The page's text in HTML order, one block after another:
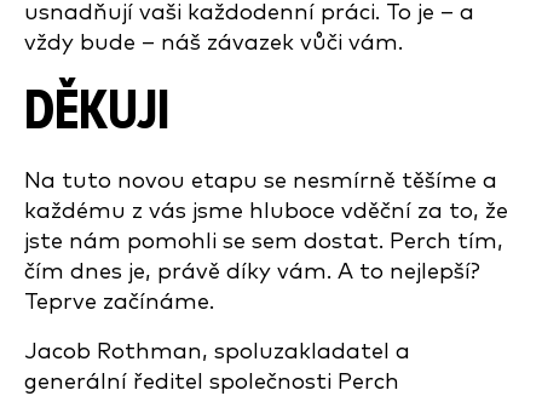
usnadňují vaši každodenní práci. To je – a
vždy bude – náš závazek vůči vám.
DĚKUJI
Na tuto novou etapu se nesmírně těšíme a
každému z vás jsme hluboce vděční za to, že
jste nám pomohli se sem dostat. Perch tím,
čím dnes je, právě díky vám. A to nejlepší?
Teprve začínáme.
Jacob Rothman, spoluzakladatel a
generální ředitel společnosti Perch